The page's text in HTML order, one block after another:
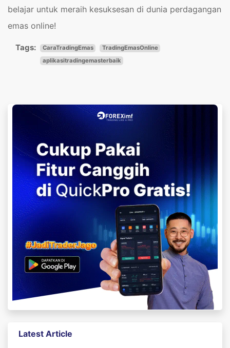
belajar untuk meraih kesuksesan di dunia perdagangan
emas online!
Tags: CaraTradingEmas
TradingEmasOnline
aplikasitradingemasterbaik
Latest Article